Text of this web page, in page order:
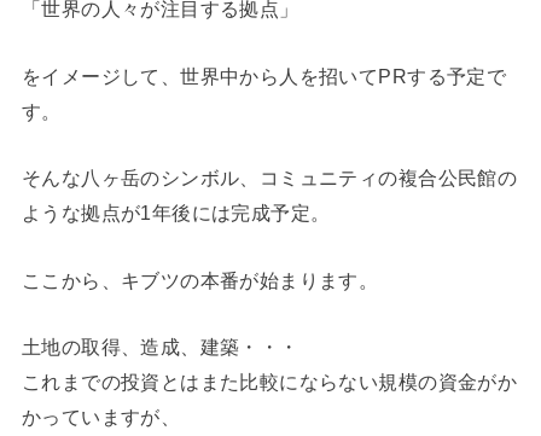
「世界の人々が注目する拠点」
をイメージして、世界中から人を招いてPRする予定で
す。
そんな八ヶ岳のシンボル、コミュニティの複合公民館の
ような拠点が1年後には完成予定。
ここから、キブツの本番が始まります。
土地の取得、造成、建築・・・
これまでの投資とはまた比較にならない規模の資金がか
かっていますが、